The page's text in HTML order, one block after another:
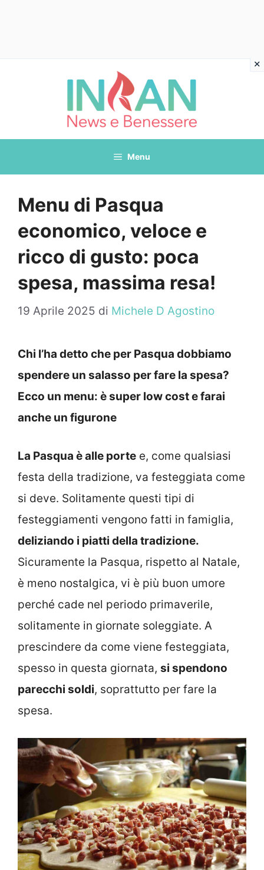
Menu
Menu di Pasqua
economico, veloce e
ricco di gusto: poca
spesa, massima resa!
19 Aprile 2025 di Michele D Agostino
Chi l’ha detto che per Pasqua dobbiamo
spendere un salasso per fare la spesa?
Ecco un menu: è super low cost e farai
anche un figurone
La Pasqua è alle porte e, come qualsiasi
festa della tradizione, va festeggiata come
si deve. Solitamente questi tipi di
festeggiamenti vengono fatti in famiglia,
deliziando i piatti della tradizione.
Sicuramente la Pasqua, rispetto al Natale,
è meno nostalgica, vi è più buon umore
perché cade nel periodo primaverile,
solitamente in giornate soleggiate. A
prescindere da come viene festeggiata,
spesso in questa giornata, si spendono
parecchi soldi, soprattutto per fare la
spesa.